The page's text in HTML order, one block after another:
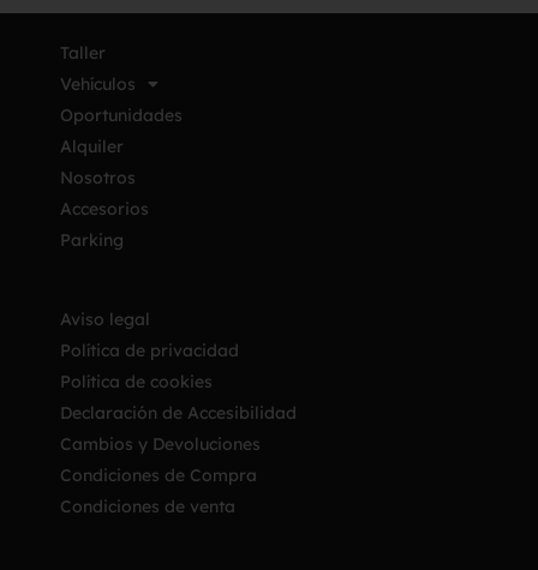
Taller
Vehículos
Oportunidades
Alquiler
Nosotros
Accesorios
Parking
Aviso legal
Política de privacidad
Política de cookies
Declaración de Accesibilidad
Cambios y Devoluciones
Condiciones de Compra
Condiciones de venta